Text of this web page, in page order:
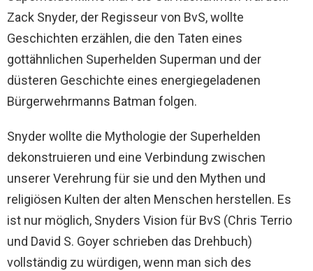
Zack Snyder, der Regisseur von BvS, wollte
Geschichten erzählen, die den Taten eines
gottähnlichen Superhelden Superman und der
düsteren Geschichte eines energiegeladenen
Bürgerwehrmanns Batman folgen.
Snyder wollte die Mythologie der Superhelden
dekonstruieren und eine Verbindung zwischen
unserer Verehrung für sie und den Mythen und
religiösen Kulten der alten Menschen herstellen. Es
ist nur möglich, Snyders Vision für BvS (Chris Terrio
und David S. Goyer schrieben das Drehbuch)
vollständig zu würdigen, wenn man sich des